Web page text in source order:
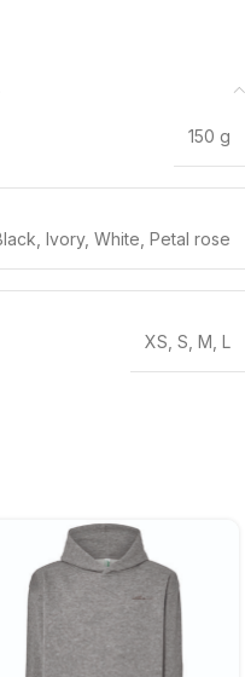
150 g
Ivory, White Petal rose
XS S M L